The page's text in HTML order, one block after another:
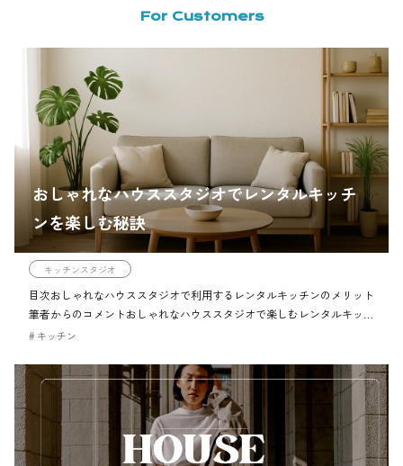
For Customers
おしゃれなハウススタジオでレンタルキッチ
ンを楽しむ秘訣
キッチンスタジオ
目次おしゃれなハウススタジオで利用するレンタルキッチンのメリット
筆者からのコメントおしゃれなハウススタジオで楽しむレンタルキッチ
ンのメリットチェックポイントおしゃれなハウススタジオをレンタル
キッチン